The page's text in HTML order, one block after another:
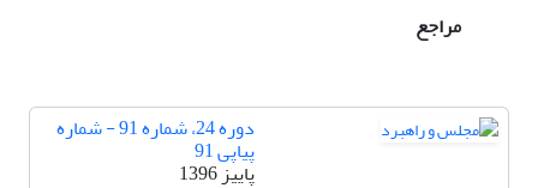
مراجع
دوره 24، شماره 91 - شماره
پیاپی 91
پاییز 1396